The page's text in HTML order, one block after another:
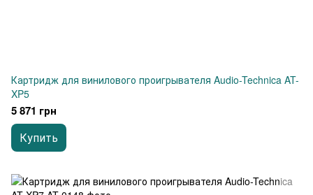
Картридж для винилового проигрывателя Audio-Technica AT-
XP5
5 871 грн
Купить